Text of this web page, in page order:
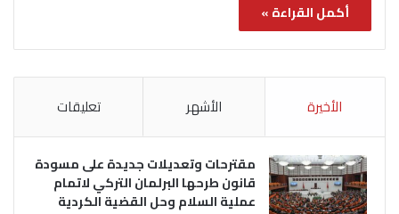
أكمل القراءة »
الأخيرة الأشهر تعليقات
مقترحات وتعديلات جديدة على مسودة
قانون طرحها البرلمان التركي لاتمام
عملية السلام وحل القضية الكردية